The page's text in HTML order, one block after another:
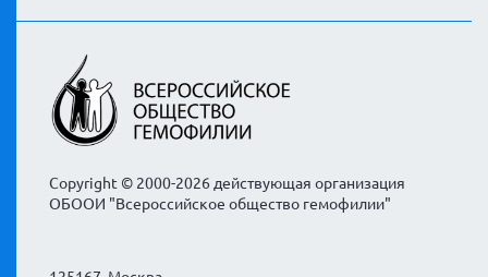
Copyright © 2000-2026 действующая организация
ОБООИ "Всероссийское общество гемофилии"